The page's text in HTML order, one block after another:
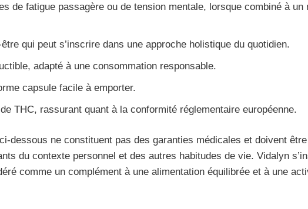
de fatigue passagère ou de tension mentale, lorsque combiné à un
qui peut s’inscrire dans une approche holistique du quotidien.
adapté à une consommation responsable.
capsule facile à emporter.
THC, rassurant quant à la conformité réglementaire européenne.
ne constituent pas des garanties médicales et doivent
du contexte personnel et des autres habitudes de vie. Vidalyn
comme un complément à une alimentation équilibrée et à une